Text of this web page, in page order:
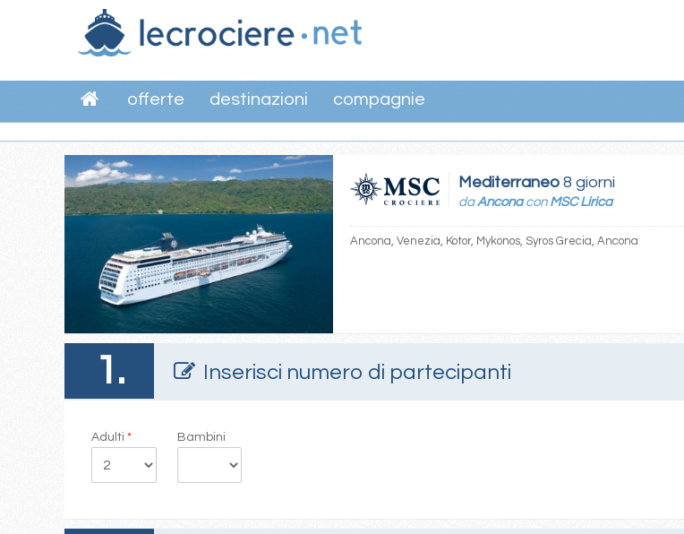
offerte destinazioni compagnie
Mediterraneo 8 giorni
daAnconacon MSC Lirica
Ancona, Venezia, Kotor, Mykonos, Syros Grecia, Ancona
1. Inserisci numero di partecipanti
Adulti * Bambini